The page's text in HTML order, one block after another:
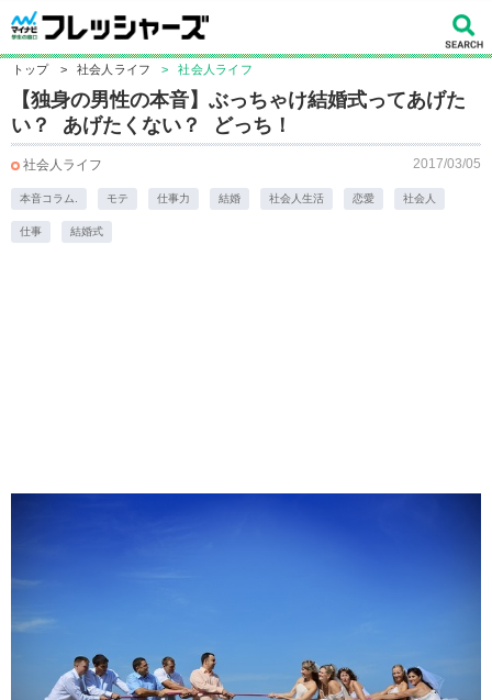
トップ > 社会人ライフ > 社会人ライフ
【独身の男性の本音】ぶっちゃけ結婚式ってあげた
い？ あげたくない？ どっち！
社会人ライフ 2017/03/05
本音コラム. モテ 仕事力 結婚 社会人生活 恋愛 社会人
仕事 結婚式